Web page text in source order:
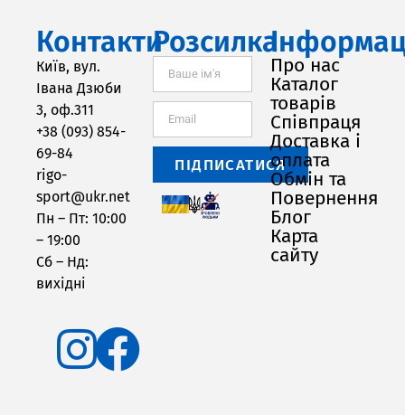
Контакти
Київ, вул.
Івана Дзюби
3, оф.311
+38 (093) 854-
69-84
rigo-
sport@ukr.net
Пн – Пт: 10:00
– 19:00
Сб – Нд:
вихідні
Розсилка
ПІДПИСАТИСЯ
Про нас
Каталог
товарів
Співпраця
Доставка і
оплата
Обмін та
Повернення
Блог
Карта
сайту